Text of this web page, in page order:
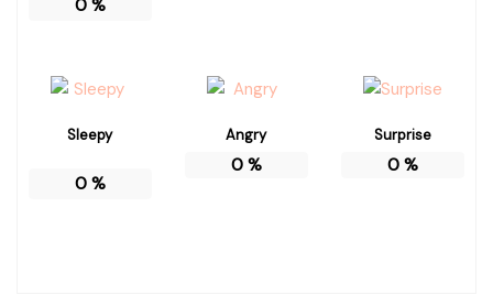
0%
Sleepy
0%
Angry
0%
Surprise
0%